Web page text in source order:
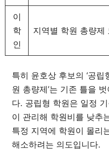
이
학
인
지역별 학원 총량제
특히 윤호상 후보의 ‘공립
원 총량제’는 기존 틀을
다. 공립형 학원은 일정
이 관리해 학원비를 낮추
특정 지역에 학원이 몰리
해소하려는 의도입니다.